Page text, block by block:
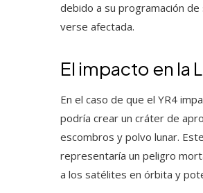
debido a su programación
verse afectada.
El impacto en la
En el caso de que el YR4
podría crear un cráter de
escombros y polvo lunar.
representaría un peligro
a los satélites en órbita y